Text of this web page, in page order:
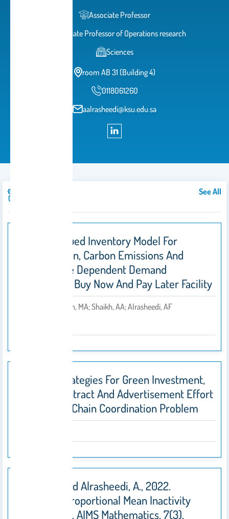
Associate Professor
Associate Professor of Operations research
Sciences
room AB 31 (Building 4)
0118061260
aalrasheedi@ksu.edu.sa
See All
Interval Valued Inventory Model For
Deterioration, Carbon Emissions And
Selling Price Dependent Demand
Considering Buy Now And Pay Later Facility
Akhtar, F; Khan, MA; Shaikh, AA; Alrasheedi, AF
Optimal Strategies For Green Investment,
Sharing Contract And Advertisement Effort
In A Supply Chain Coordination Problem
Kayid, M. And Alrasheedi, A., 2022.
Weighted Proportional Mean Inactivity
Time Model. AIMS Mathematics, 7(3),